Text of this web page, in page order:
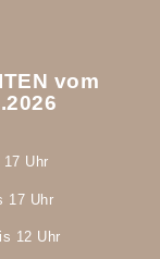
vom
Uhr
17 Uhr
12 Uhr